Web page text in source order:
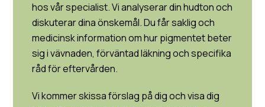
hos vår specialist. Vi analyserar din hudton och
diskuterar dina önskemål. Du får saklig och
medicinsk information om hur pigmentet beter
sig i vävnaden, förväntad läkning och specifika
råd för eftervården.
Vi kommer skissa förslag på dig och visa dig